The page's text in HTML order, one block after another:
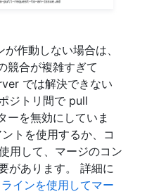
が作動しない場合は、
競合が複雑すぎて
では解決できない
ジトリ間で pull
ーを無効にしていま
トを使用するか、コ
用して、マージのコン
があります。 詳細に
インを使用してマー